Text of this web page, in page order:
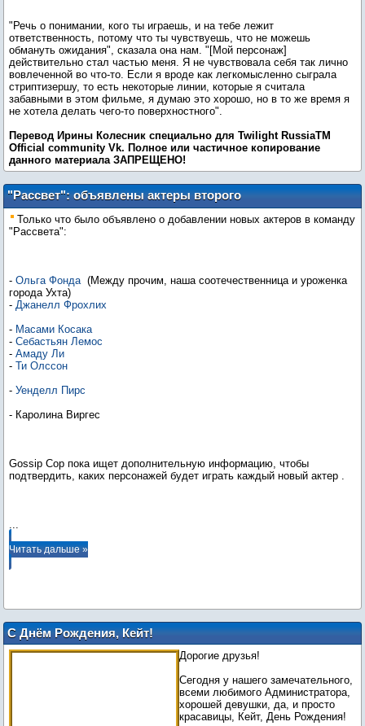
"Речь о понимании, кого ты играешь, и на тебе лежит
ответственность, потому что ты чувствуешь, что не можешь
обмануть ожидания", сказала она нам. "[Мой персонаж]
действительно стал частью меня. Я не чувствовала себя так лично
вовлеченной во что-то. Если я вроде как легкомысленно сыграла
стриптизершу, то есть некоторые линии, которые я считала
забавными в этом фильме, я думаю это хорошо, но в то же время я
не хотела делать чего-то поверхностного".
Перевод Ирины Колесник специально для Twilight RussiaTM
Оfficial community Vk. Пoлнoe или чacтичнoe кoпиpoвaниe
дaннoгo мaтepиaлa ЗАПРЕЩЕНО!
"Рассвет": объявлены актеры второго
плана
Только что было объявлено о добавлении новых актеров в команду
"Рассвета":
- Ольга Фонда (Между прочим, наша соотечественница и уроженка
города Ухта)
- Джанелл Фрохлих
- Масами Косака
- Себастьян Лемос
- Амаду Ли
- Ти Олссон
- Уенделл Пирс
- Каролина Виргес
Gossip Cop пока ищет дополнительную информацию, чтобы
подтвердить, каких персонажей будет играть каждый новый актер .
...
Читать дальше »
С Днём Рождения, Кейт!
Дорогие друзья!
Сегодня у нашего замечательного,
всеми любимого Администратора,
хорошей девушки, да, и просто
красавицы, Кейт, День Рождения!